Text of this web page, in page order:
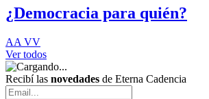
¿Democracia para quién?
AA VV
Ver todos
Recibí las novedades de Eterna Cadencia